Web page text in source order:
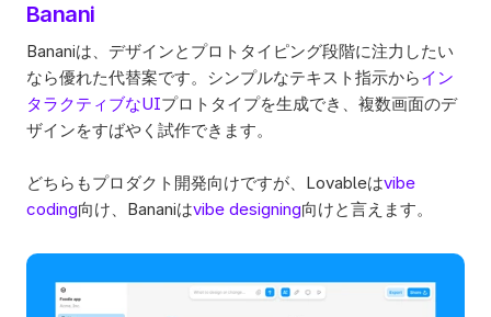
Banani
Bananiは、デザインとプロトタイピング段階に注力したい
なら優れた代替案です。シンプルなテキスト指示からイン
タラクティブなUIプロトタイプを生成でき、複数画面のデ
ザインをすばやく試作できます。
どちらもプロダクト開発向けですが、Lovableはvibe
coding向け、Bananiはvibe designing向けと言えます。